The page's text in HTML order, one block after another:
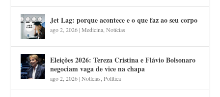
Jet Lag: porque acontece e o que faz ao seu corpo
ago 2, 2026|Medicina ,Notícias
Eleições 2026: Tereza Cristina e Flávio Bolsonaro
negociam vaga de vice na chapa
ago 2, 2026|Notícias ,Política